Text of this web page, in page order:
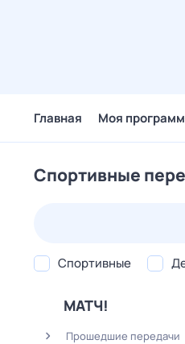
Главная Моя
Спортивные
Спортивные
МАТЧ!
Прошедшие передачи